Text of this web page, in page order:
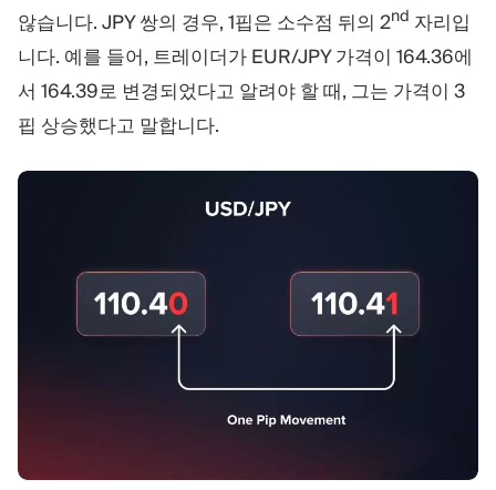
않습니다. JPY 쌍의 경우, 1핍은 소수점 뒤의 2nd 자리입
니다. 예를 들어, 트레이더가 EUR/JPY 가격이 164.36에
서 164.39로 변경되었다고 알려야 할 때, 그는 가격이 3
핍 상승했다고 말합니다.